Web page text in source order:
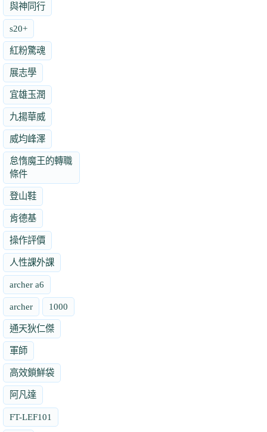
與神同行
s20+
紅粉驚魂
展志學
宜雄玉潤
九揚華威
威均峰澤
怠惰魔王的轉職
條件
登山鞋
肯德基
操作評價
人性課外課
archer a6
archer 1000
通天狄仁傑
軍師
高效鎖鮮袋
阿凡達
FT-LEF101